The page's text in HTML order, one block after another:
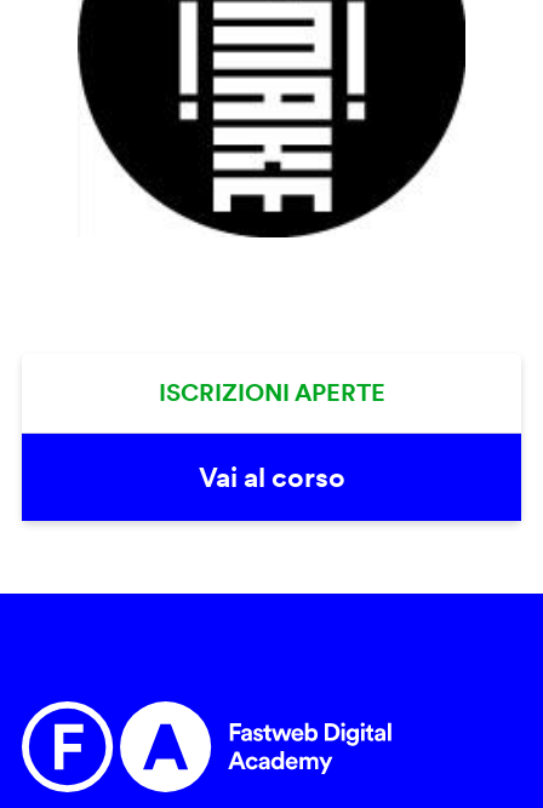
ISCRIZIONI APERTE
Vai al corso